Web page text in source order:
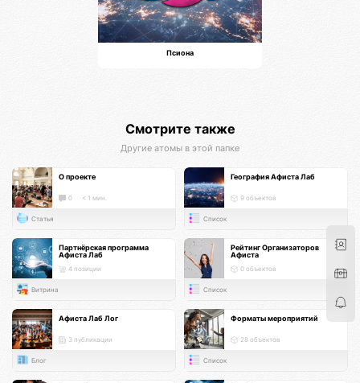
Псиона
Смотрите также
Другие атомы в этой папке
О проекте
0 < 1 мин.
Статья
География Афиста Лаб
9 объектов
Список
Партнёрская программа
Афиста Лаб
4 позиции
Витрина
Рейтинг Организаторов
Афиста
0 объектов
Список
Афиста Лаб Лог
3 публикации
Блог
Форматы мероприятий
28 объектов
Список